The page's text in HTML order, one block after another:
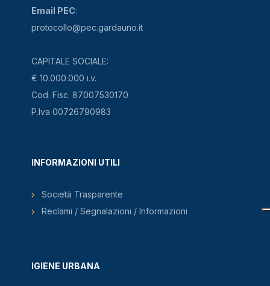
Email PEC:
protocollo@pec.gardauno.it
CAPITALE SOCIALE:
€ 10.000.000 i.v.
Cod. Fisc. 87007530170
P.Iva 00726790983
IGIENE URBANA
INFORMAZIONI UTILI
Società Trasparente
Reclami / Segnalazioni / Informazioni